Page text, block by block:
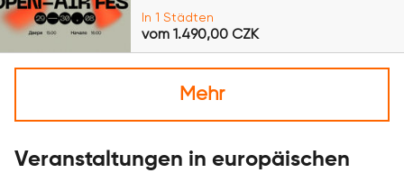
In 1 Städten
vom 1.490,00 CZK
Mehr
Veranstaltungen in europäischen